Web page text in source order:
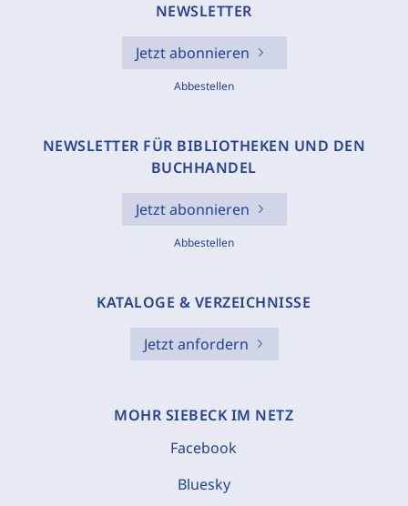
NEWSLETTER
Jetzt abonnieren
Abbestellen
NEWSLETTER FÜR BIBLIOTHEKEN UND DEN
BUCHHANDEL
Jetzt abonnieren
Abbestellen
KATALOGE & VERZEICHNISSE
Jetzt anfordern
MOHR SIEBECK IM NETZ
Facebook
Bluesky